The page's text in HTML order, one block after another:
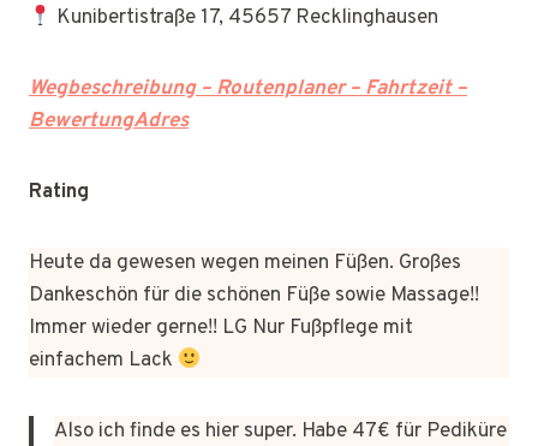
Kunibertistraße 17, 45657 Recklinghausen
Wegbeschreibung – Routenplaner – Fahrtzeit –
BewertungAdres
Rating
Heute da gewesen wegen meinen Füßen. Großes
Dankeschön für die schönen Füße sowie Massage!!
Immer wieder gerne!! LG Nur Fußpflege mit
einfachem Lack
Also ich finde es hier super. Habe 47€ für Pediküre